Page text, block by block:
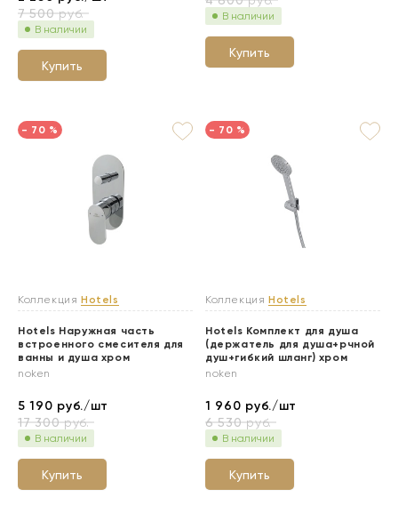
7 500руб.
В наличии
Купить
В наличии
Купить
- 70 %
Коллекция Hotels
Hotels Наружная часть
встроенного смесителя для
ванны и душа хром
noken
5 190 руб./шт
17 300руб.
В наличии
Купить
- 70 %
Коллекция Hotels
Hotels Комплект для душа
(держатель для душа+рчной
душ+гибкий шланг) хром
noken
1 960 руб./шт
6 530руб.
В наличии
Купить